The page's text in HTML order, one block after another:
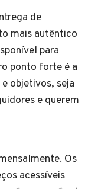
de
mais autêntico
para
ponto forte é a
objetivos, seja
e querem
Os
acessíveis